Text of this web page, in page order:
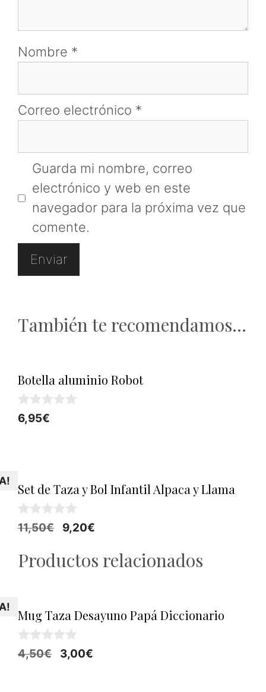
Nombre *
Correo electrónico *
Guarda mi nombre, correo
electrónico y web en este
navegador para la próxima vez que
comente.
También te recomendamos…
Botella aluminio Robot
0
d
6,95€
Set de Taza y Bol Infantil Alpaca y Llama
0
d
5
11,50€
El
original
9,20€
actual
Productos relacionados
Mug Taza Desayuno Papá Diccionario
0
d
4,50€
El
3,00€